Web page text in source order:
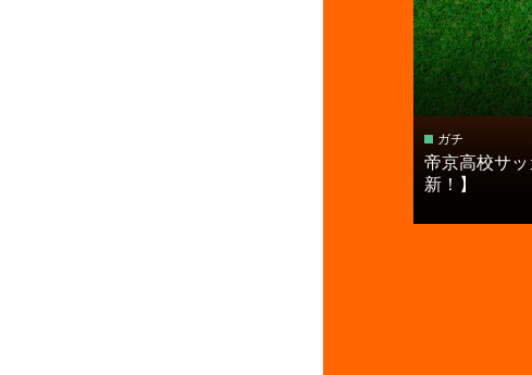
ガチ
帝京高校サ
新！】